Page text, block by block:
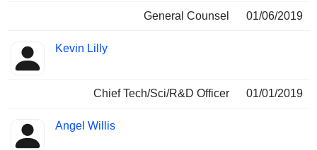
General Counsel 01/06/2019
Kevin Lilly
Chief Tech/Sci/R&D Officer 01/01/2019
Angel Willis